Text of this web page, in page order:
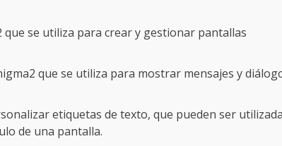
que se utiliza para crear y gestionar pantallas
que se utiliza para mostrar mensajes y
etiquetas de texto, que pueden ser
de una pantalla.